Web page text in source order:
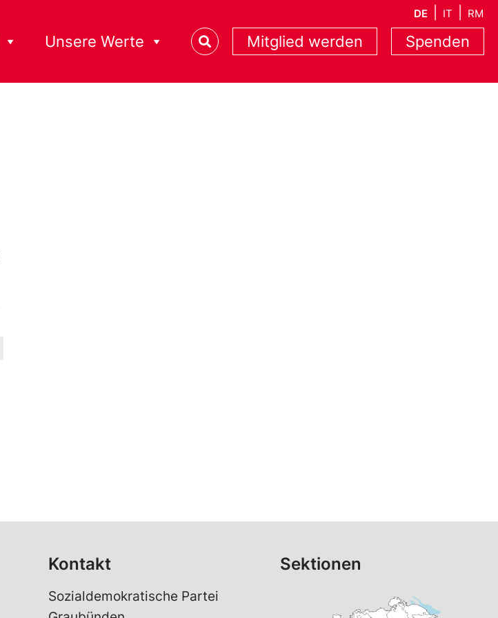
DE IT RM
Unsere Werte Mitglied werden Spenden
Kontakt
Sozialdemokratische Partei
Sektionen